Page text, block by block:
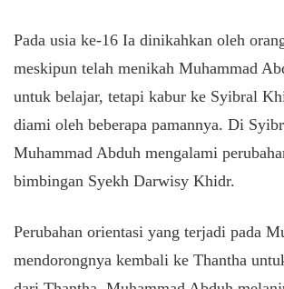
Pada usia ke-16 Ia dinikahkan oleh
meskipun telah menikah Muhammad
untuk belajar, tetapi kabur ke Syibral
diami oleh beberapa pamannya. Di
Muhammad Abduh mengalami
bimbingan Syekh Darwisy Khidr.
Perubahan orientasi yang terjadi pada
mendorongnya kembali ke Thantha